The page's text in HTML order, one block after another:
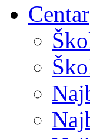
Centar